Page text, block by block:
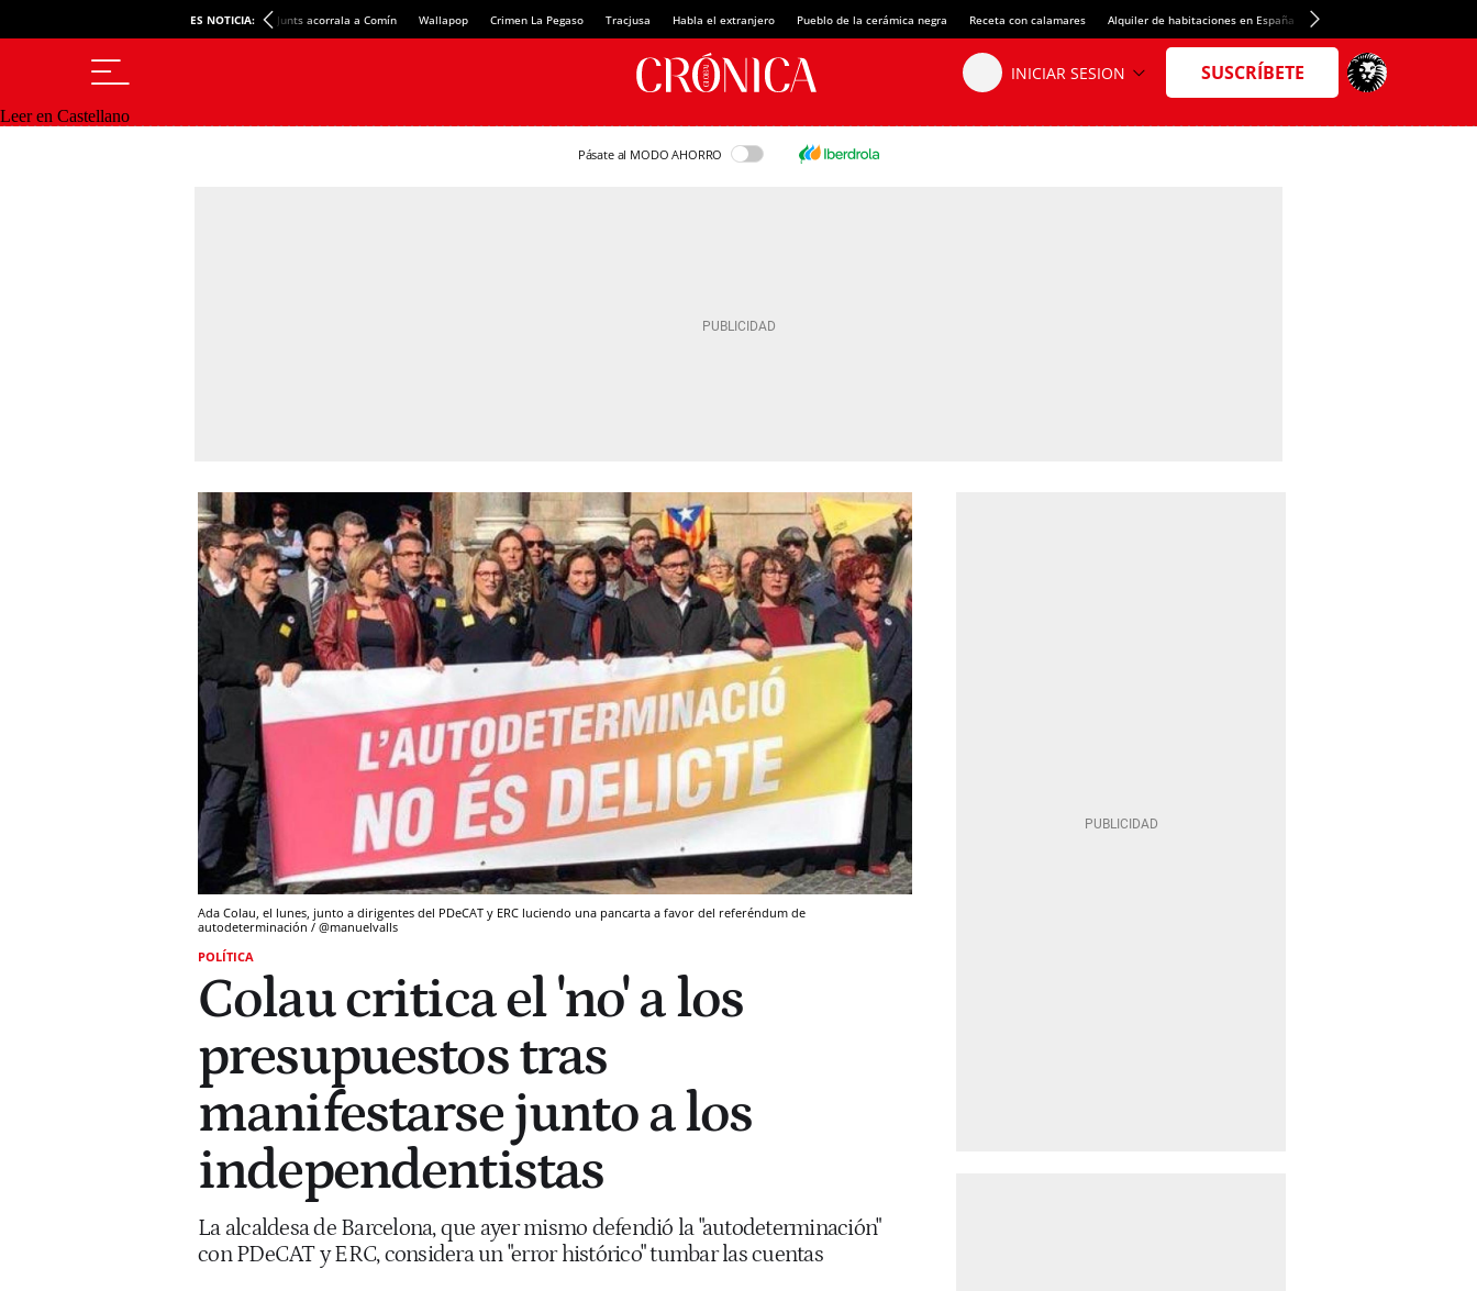
ES NOTICIA: Junts acorrala a Comín Wallapop Crimen La Pegaso Tracjusa Habla el extranjero Pueblo de la cerámica negra Receta con calamares Alquiler de habitaciones en España Crédito del Spotify Camp Nou
Leer en Castellano
Pásate al MODO AHORRO
Ada Colau, el lunes, junto a dirigentes del PDeCAT y ERC luciendo una pancarta a favor del referéndum de
autodeterminación / @manuelvalls
POLÍTICA
Colau critica el 'no' a los
presupuestos tras
manifestarse junto a los
independentistas
La alcaldesa de Barcelona, que ayer mismo defendió la "autodeterminación"
con PDeCAT y ERC, considera un "error histórico" tumbar las cuentas